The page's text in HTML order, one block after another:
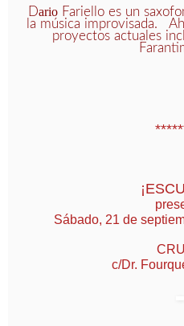
Dario Fariello es un
la música improvisada.
proyectos actuales
Sábado, 21 de
c/Dr.